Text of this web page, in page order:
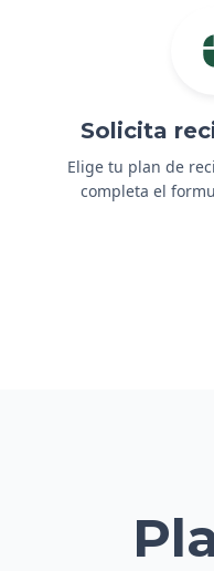
Solicita
Elige tu plan de
completa el